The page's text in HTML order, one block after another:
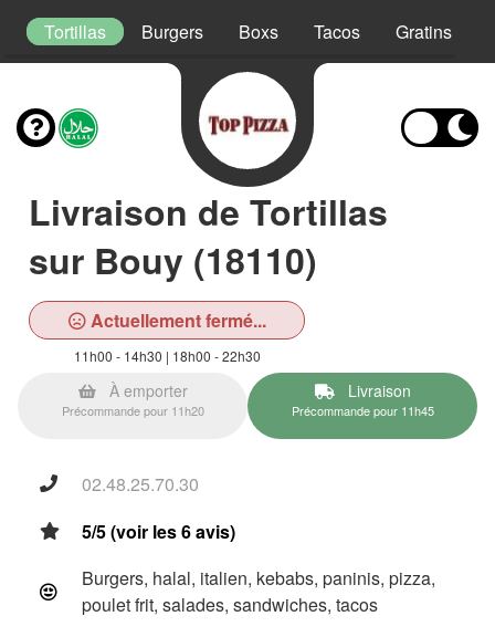
Tortillas Burgers Boxs Tacos Gratins
Livraison de Tortillas
sur Bouy (18110)
Actuellement fermé...
11h00 - 14h30 | 18h00 - 22h30
À emporter
Précommande pour 11h20
Livraison
Précommande pour 11h45
02.48.25.70.30
5/5 (voir les 6 avis)
Burgers, halal, italien, kebabs, paninis, pizza,
poulet frit, salades, sandwiches, tacos